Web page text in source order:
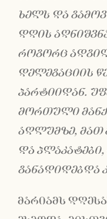
ხელს და
დღის
როგორც
დელეგაციის
პარტიიდან.
მორთული
აღლუმზე, მათ
და
განადიდებდა
მარიამს